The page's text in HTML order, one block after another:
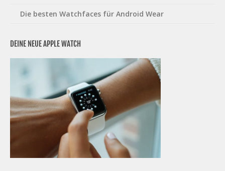
Die besten Watchfaces für Android Wear
DEINE NEUE APPLE WATCH